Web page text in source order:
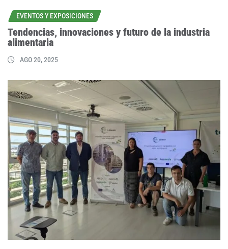
EVENTOS Y EXPOSICIONES
Tendencias, innovaciones y futuro de la industria
alimentaria
AGO 20, 2025